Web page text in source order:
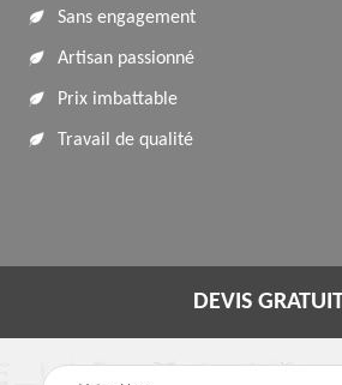
Sans engagement
Artisan passionné
Prix imbattable
Travail de qualité
DEVIS